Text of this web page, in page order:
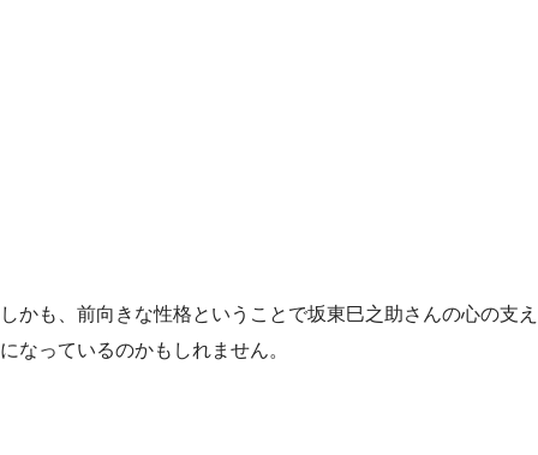
しかも、前向きな性格ということで坂東巳之助さんの心の支え
になっているのかもしれません。